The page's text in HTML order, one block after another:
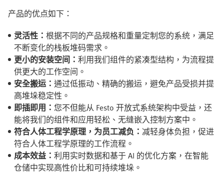
产品的优点如下：
灵活性： 根据不同的产品规格和重量定制您的系统，满足
不断变化的栈板堆码需求。
更小的安装空间： 利用我们组件的紧凑型结构，为流程提
供更大的工作空间。
安全搬运： 通过低振动、精确的搬运，避免产品受损并提
高堆垛稳定性。
即插即用： 您不但能从 Festo 开放式系统架构中受益，还
能将我们的组件和应用轻松、无缝嵌入控制方案中。
符合人体工程学原理，为员工减负： 减轻身体负担，促进
符合人体工程学原理的工作流程。
成本效益： 利用实时数据和基于 AI 的优化方案，在智能
仓储中实现高性价比和可持续堆垛。